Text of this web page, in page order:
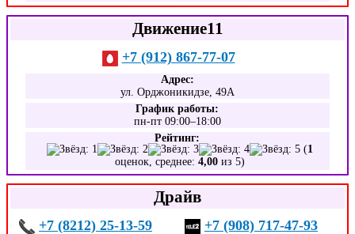
Движение11
+7 (912) 867-77-07
Адрес:
ул. Орджоникидзе, 49А
График работы:
пн-пт 09:00–18:00
Рейтинг:
(1
оценок, среднее:4,00 из 5)
Драйв
+7 (8212) 25-13-59
+7 (908) 717-47-93